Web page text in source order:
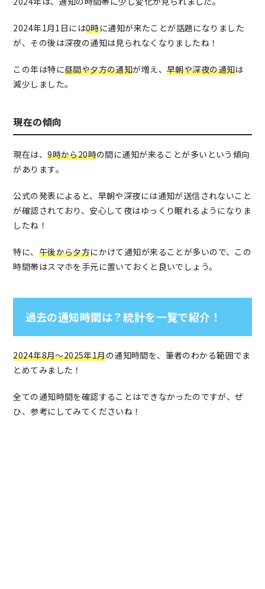
2024年1月1日には0時に通知が来たことが話題になりました
が、その後は深夜の通知は見られなくなりましたね！
この年は特に昼間や夕方の通知が増え、 早朝や深夜の通知は
減少しました。
現在の傾向
現在は、9時から20時の間に通知が来ることが多いという傾向
があります。
公式の発表によると、早朝や深夜には通知が送信されないこと
が確認されており、安心して夜はゆっくり眠れるようになりま
したね！
特に、 午後から夕方にかけて通知が来ることが多いので、この
時間帯はスマホを手元に置いておくと良いでしょう。
過去の通知時間は？統計を一覧で紹介！
2024年8月〜2025年1月の通知時間を、筆者のわかる範囲でま
とめてみました！
全ての通知時間を確認することはできなかったのですが、ぜ
ひ、参考にしてみてくださいね！